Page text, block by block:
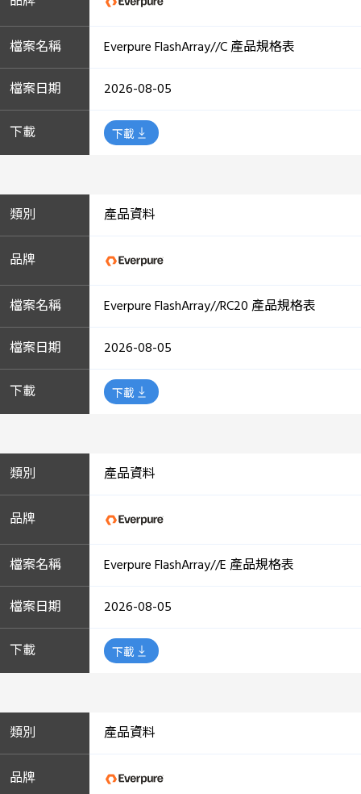
Everpure FlashArray//C 產品規格表
2026-08-05
下載
產品資料
Everpure FlashArray//RC20 產品規格表
2026-08-05
下載
產品資料
Everpure FlashArray//E 產品規格表
2026-08-05
下載
產品資料